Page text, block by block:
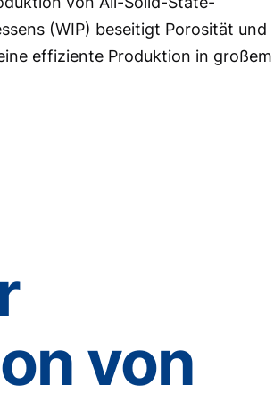
(WIP) beseitigt Porosität und
effiziente Produktion in großem
von